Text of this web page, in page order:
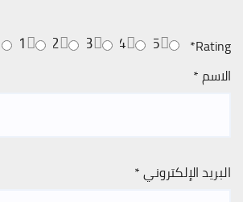
Rating
*
5
4
3
2
1
الاسم*
البريد الإلكتروني*